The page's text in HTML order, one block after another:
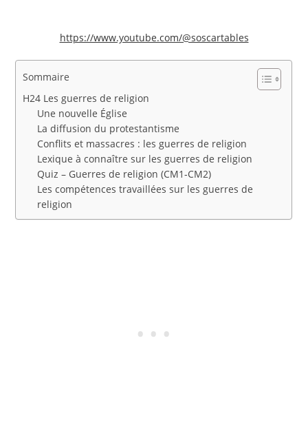
https://www.youtube.com/@soscartables
Sommaire
H24 Les guerres de religion
Une nouvelle Église
La diffusion du protestantisme
Conflits et massacres : les guerres de religion
Lexique à connaître sur les guerres de religion
Quiz – Guerres de religion (CM1‑CM2)
Les compétences travaillées sur les guerres de
religion